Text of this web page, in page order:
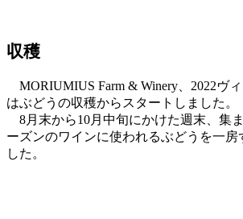
収穫
MORIUMIUS Farm & Winery、2022ヴ
はぶどうの収穫からスタートしました。
8月末から10月中旬にかけた週末、集
ーズンのワインに使われるぶどうを一房
した。